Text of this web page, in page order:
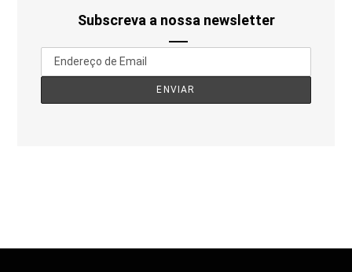
Subscreva a nossa newsletter